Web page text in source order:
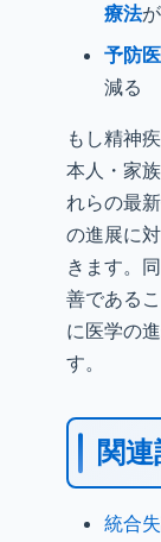
療法
予防
減る
もし精神
本人・家
れらの最
の進展に
きます。
善である
に医学の
す。
関
統合